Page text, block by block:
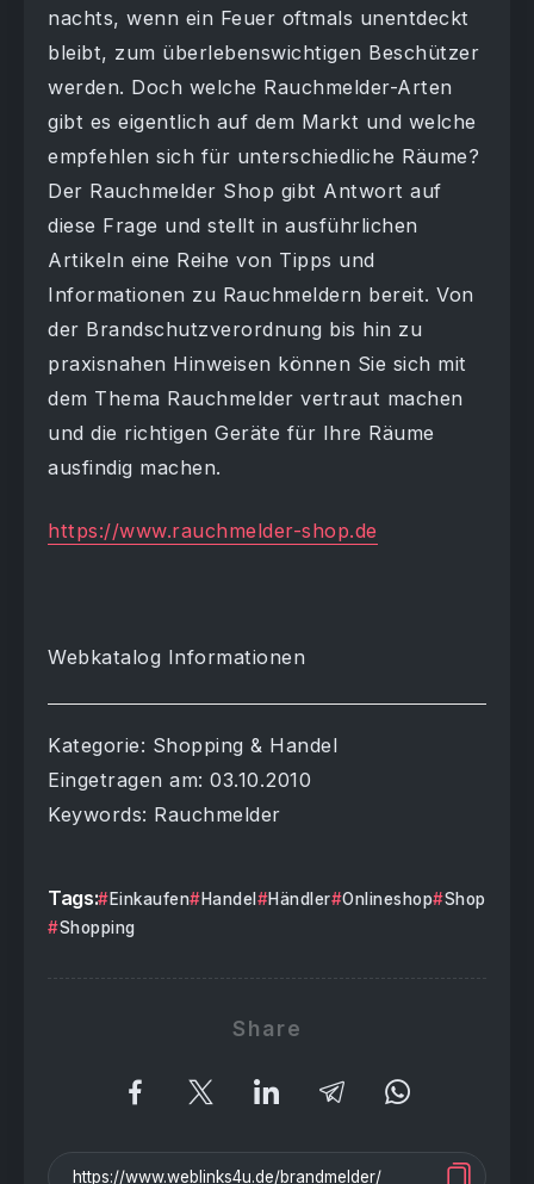
nachts, wenn ein Feuer oftmals unentdeckt
bleibt, zum überlebenswichtigen Beschützer
werden. Doch welche Rauchmelder-Arten
gibt es eigentlich auf dem Markt und welche
empfehlen sich für unterschiedliche Räume?
Der Rauchmelder Shop gibt Antwort auf
diese Frage und stellt in ausführlichen
Artikeln eine Reihe von Tipps und
Informationen zu Rauchmeldern bereit. Von
der Brandschutzverordnung bis hin zu
praxisnahen Hinweisen können Sie sich mit
dem Thema Rauchmelder vertraut machen
und die richtigen Geräte für Ihre Räume
ausfindig machen.
https://www.rauchmelder-shop.de
Webkatalog Informationen
Kategorie: Shopping & Handel
Eingetragen am: 03.10.2010
Keywords: Rauchmelder
Tags: Einkaufen Handel Händler Onlineshop
Shop
Shopping
Share